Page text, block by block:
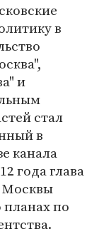
в
и
стал
в
канала
года глава
Москвы
планах по